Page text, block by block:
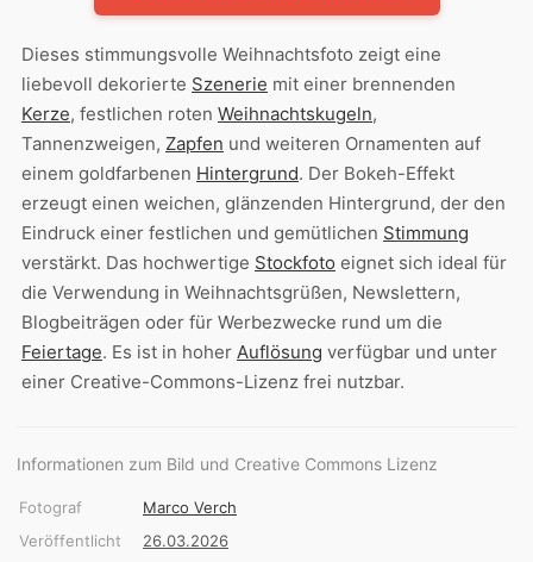
Dieses stimmungsvolle Weihnachtsfoto zeigt eine
liebevoll dekorierte Szenerie mit einer brennenden
Kerze, festlichen roten Weihnachtskugeln,
Tannenzweigen, Zapfen und weiteren Ornamenten auf
einem goldfarbenen Hintergrund. Der Bokeh-Effekt
erzeugt einen weichen, glänzenden Hintergrund, der den
Eindruck einer festlichen und gemütlichen Stimmung
verstärkt. Das hochwertige Stockfoto eignet sich ideal für
die Verwendung in Weihnachtsgrüßen, Newslettern,
Blogbeiträgen oder für Werbezwecke rund um die
Feiertage. Es ist in hoher Auflösung verfügbar und unter
einer Creative-Commons-Lizenz frei nutzbar.
Informationen zum Bild und Creative Commons Lizenz
Fotograf
Marco Verch
Veröffentlicht
26.03.2026